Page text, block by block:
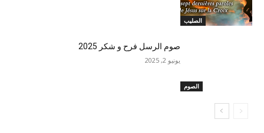
الصليب
الصوم
صوم الرسل فرح و شكر 2025
يونيو 2, 2025